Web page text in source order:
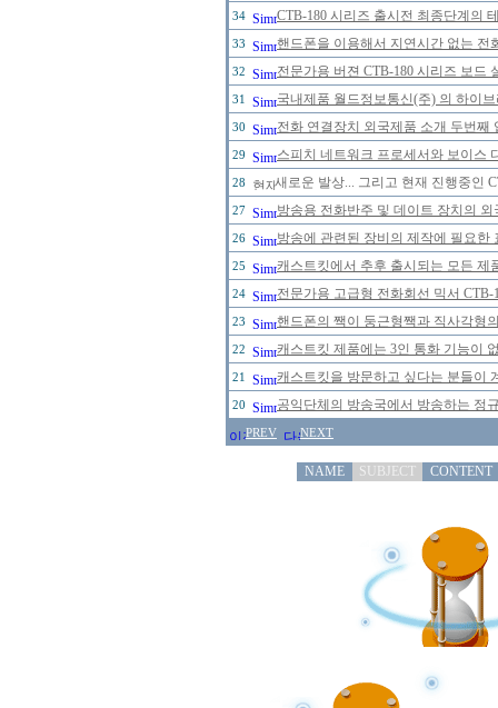
34 CTB-180 시리즈 출시전 최종단계의
33 핸드폰을 이용해서 지연시간 없는
32 전문가용 버젼 CTB-180 시리즈 보드
31 국내제품 월드정보통신(주) 의 하이
30 전화 연결장치 외국제품 소개 두번째
29 스피치 네트워크 프로세서와 보이스
28 새로운 발상... 그리고 현재 진행중인
27 방송용 전화반주 및 데이트 장치의
26 방송에 관련된 장비의 제작에 필요
25 캐스트킷에서 추후 출시되는 모든
24 전문가용 고급형 전화회선 믹서
23 핸드폰의 짹이 둥근형짹과 직사각형
22 캐스트킷 제품에는 3인 통화 기능이
21 캐스트킷을 방문하고 싶다는 분들이
20 공익단체의 방송국에서 방송하는 정
PREV NEXT